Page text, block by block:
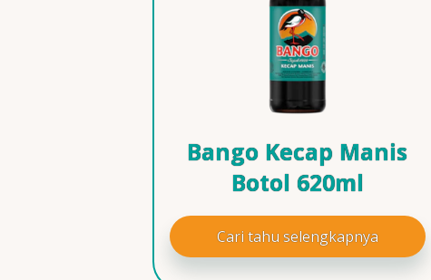
Bango Kecap Manis
Botol 620ml
Cari tahu selengkapnya